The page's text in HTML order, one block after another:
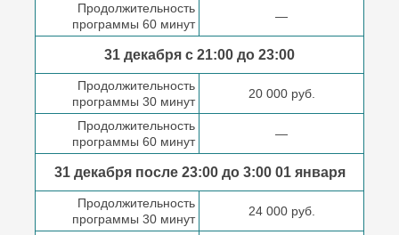
Продолжительность
программы 60 минут
—
31 декабря с 21:00 до 23:00
Продолжительность
программы 30 минут
20 000 руб.
Продолжительность
программы 60 минут
—
31 декабря после23:00 до 3:0001 января
Продолжительность
программы 30 минут
24 000 руб.